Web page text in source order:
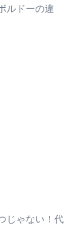
ルドーの違
じゃない！代